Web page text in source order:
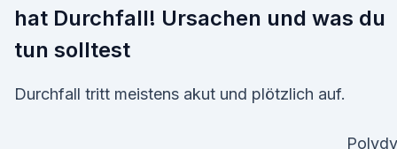
hat Durchfall! Ursachen und was du
tun solltest
Durchfall tritt meistens akut und plötzlich auf.